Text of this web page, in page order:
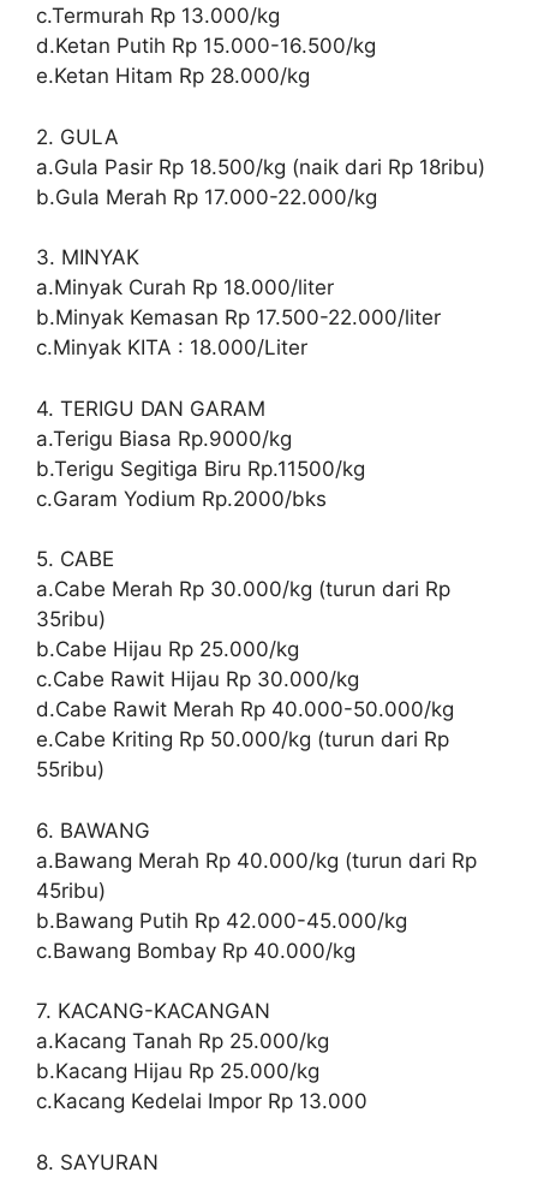
c.Termurah Rp 13.000/kg
d.Ketan Putih Rp 15.000-16.500/kg
e.Ketan Hitam Rp 28.000/kg
2. GULA
a.Gula Pasir Rp 18.500/kg (naik dari Rp 18ribu)
b.Gula Merah Rp 17.000-22.000/kg
3. MINYAK
a.Minyak Curah Rp 18.000/liter
b.Minyak Kemasan Rp 17.500-22.000/liter
c.Minyak KITA : 18.000/Liter
4. TERIGU DAN GARAM
a.Terigu Biasa Rp.9000/kg
b.Terigu Segitiga Biru Rp.11500/kg
c.Garam Yodium Rp.2000/bks
5. CABE
a.Cabe Merah Rp 30.000/kg (turun dari Rp
35ribu)
b.Cabe Hijau Rp 25.000/kg
c.Cabe Rawit Hijau Rp 30.000/kg
d.Cabe Rawit Merah Rp 40.000-50.000/kg
e.Cabe Kriting Rp 50.000/kg (turun dari Rp
55ribu)
6. BAWANG
a.Bawang Merah Rp 40.000/kg (turun dari Rp
45ribu)
b.Bawang Putih Rp 42.000-45.000/kg
c.Bawang Bombay Rp 40.000/kg
7. KACANG-KACANGAN
a.Kacang Tanah Rp 25.000/kg
b.Kacang Hijau Rp 25.000/kg
c.Kacang Kedelai Impor Rp 13.000
8. SAYURAN